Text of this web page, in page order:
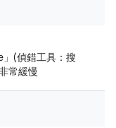
(偵錯工具：搜
常緩慢